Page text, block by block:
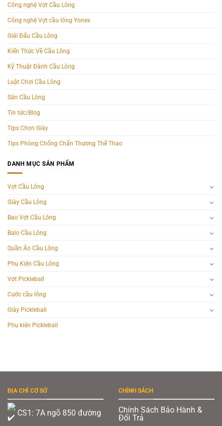
Công nghệ Vợt Cầu Lông
Công nghệ Vợt cầu lông Yonex
Giải Đấu Cầu Lông
Kiến Thức Về Cầu Lông
Kỹ Thuật Đánh Cầu Lông
Luật Chơi Cầu Lông
Sân Cầu Lông
Tin tức/Blog
Tips Chọn Giày
Tips Phòng Chống Chấn Thương Thể Thao
DANH MỤC SẢN PHẨM
Vợt Cầu Lông
Giày Cầu Lông
Bao Vợt Cầu Lông
Balo Cầu Lông
Quần Áo Cầu Lông
Phụ Kiện Cầu Lông
Vợt Pickleball
Cước cầu lông
Giày Pickleball
Phụ kiện Pickleball
ĐỊA CHỈ CƠ SỞ
CS1: 7A ngõ 850 đường
CHÍNH SÁCH
Chính Sách Bảo Hành &
Đổi Trả